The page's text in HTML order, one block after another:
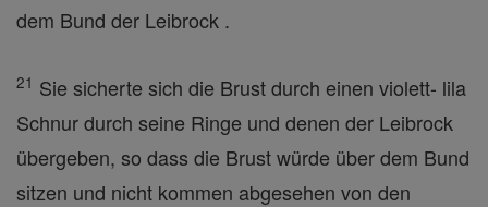
dem Bund der Leibrock .
21 Sie sicherte sich die Brust durch einen violett- lila
Schnur durch seine Ringe und denen der Leibrock
übergeben, so dass die Brust würde über dem Bund
sitzen und nicht kommen abgesehen von den